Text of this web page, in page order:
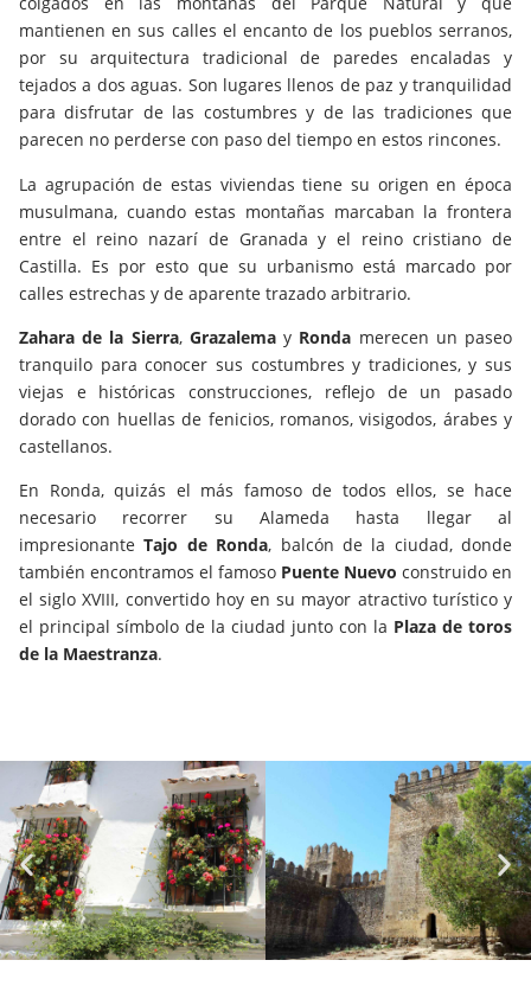
mantienen en sus calles el encanto de los pueblos serranos,
por su arquitectura tradicional de paredes encaladas y
tejados a dos aguas. Son lugares llenos de paz y tranquilidad
para disfrutar de las costumbres y de las tradiciones que
parecen no perderse con paso del tiempo en estos rincones.
La agrupación de estas viviendas tiene su origen en época
musulmana, cuando estas montañas marcaban la frontera
entre el reino nazarí de Granada y el reino cristiano de
Castilla. Es por esto que su urbanismo está marcado por
calles estrechas y de aparente trazado arbitrario.
Zahara de la Sierra, Grazalemay Ronda merecen un paseo
tranquilo para conocer sus costumbres y tradiciones, y sus
viejas e históricas construcciones, reflejo de un pasado
dorado con huellas de fenicios, romanos, visigodos, árabes y
castellanos.
En Ronda, quizás el más famoso de todos ellos, se hace
necesario recorrer su Alameda hasta llegar al
impresionanteTajo de Ronda, balcón de la ciudad, donde
también encontramos el famoso Puente Nuevo construido en
el siglo XVIII, convertido hoy en su mayor atractivo turístico y
el principal símbolo de la ciudad junto con la Plaza de toros
de la Maestranza.